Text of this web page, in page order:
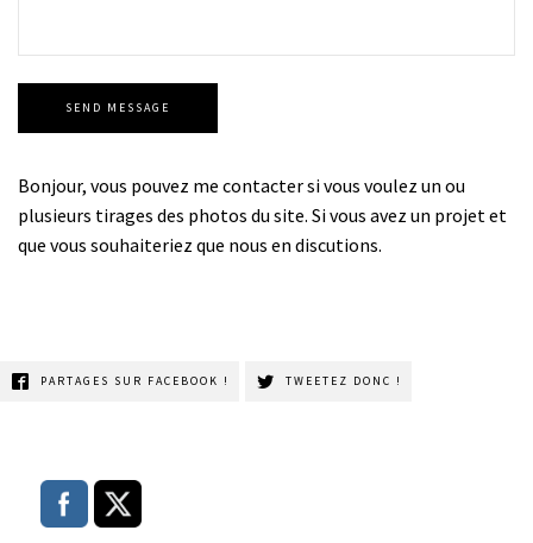
SEND MESSAGE
Bonjour, vous pouvez me contacter si vous voulez un ou
plusieurs tirages des photos du site. Si vous avez un projet et
que vous souhaiteriez que nous en discutions.
PARTAGES SUR FACEBOOK ! TWEETEZ DONC !